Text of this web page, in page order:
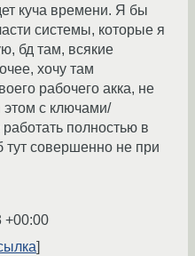
куча времени. Я бы
системы, которые я
бд там, всякие
хочу там
рабочего акка, не
этом с ключами/
полностью в
тут совершенно не при
+00:00